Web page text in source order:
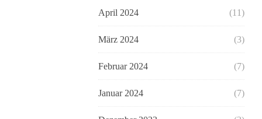
April 2024 (11)
März 2024 (3)
Februar 2024 (7)
Januar 2024 (7)